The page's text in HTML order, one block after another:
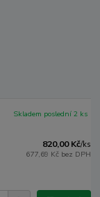
820,00 Kč/ks
677,69 Kč bez DPH
Skladem poslední 2 ks